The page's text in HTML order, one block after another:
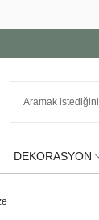
DEKORASYON